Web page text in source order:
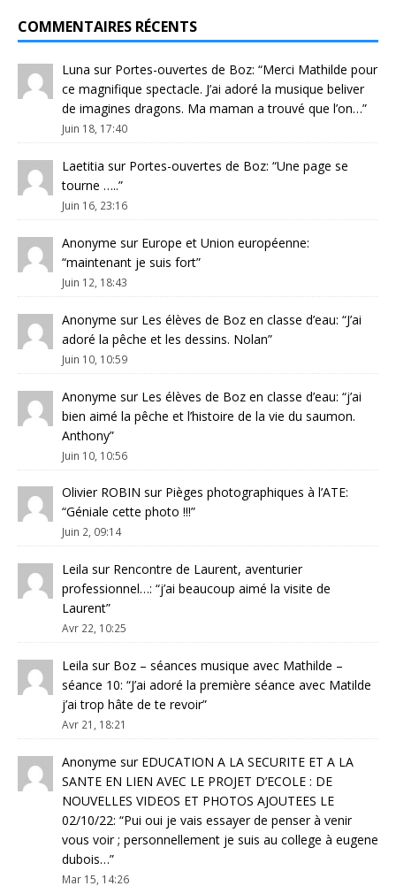
COMMENTAIRES RÉCENTS
Luna sur Portes-ouvertes de Boz: “Merci Mathilde pour
ce magnifique spectacle. J’ai adoré la musique beliver
de imagines dragons. Ma maman a trouvé que l’on…”
Juin 18, 17:40
Laetitia sur Portes-ouvertes de Boz: “Une page se
tourne …..”
Juin 16, 23:16
Anonyme sur Europe et Union européenne:
“maintenant je suis fort”
Juin 12, 18:43
Anonyme sur Les élèves de Boz en classe d’eau: “J’ai
adoré la pêche et les dessins. Nolan”
Juin 10, 10:59
Anonyme sur Les élèves de Boz en classe d’eau: “j’ai
bien aimé la pêche et l’histoire de la vie du saumon.
Anthony”
Juin 10, 10:56
Olivier ROBIN sur Pièges photographiques à l’ATE:
“Géniale cette photo !!!”
Juin 2, 09:14
Leila sur Rencontre de Laurent, aventurier
professionnel…: “j’ai beaucoup aimé la visite de
Laurent”
Avr 22, 10:25
Leila sur Boz – séances musique avec Mathilde –
séance 10: “J’ai adoré la première séance avec Matilde
j’ai trop hâte de te revoir”
Avr 21, 18:21
Anonyme sur EDUCATION A LA SECURITE ET A LA
SANTE EN LIEN AVEC LE PROJET D’ECOLE : DE
NOUVELLES VIDEOS ET PHOTOS AJOUTEES LE
02/10/22: “Pui oui je vais essayer de penser à venir
vous voir ; personnellement je suis au college à eugene
dubois…”
Mar 15, 14:26